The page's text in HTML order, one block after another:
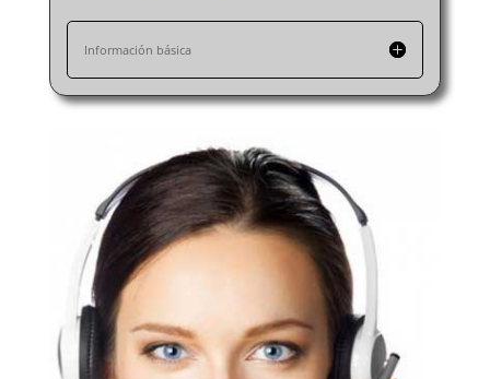
Reparación de electrodomésticos en Valladolid
Reparación de electrodomésticos en Vitoria-Gasteiz
Reparación de electrodomésticos en Vizcaya
Reparación de electrodomésticos en Zaragoza
Información básica